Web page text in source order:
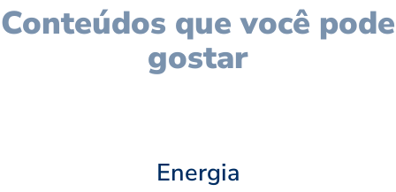
Conteúdos que você pode
gostar
Energia